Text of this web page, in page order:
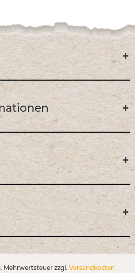
Mehrwertsteuer zzgl. Versandkosten